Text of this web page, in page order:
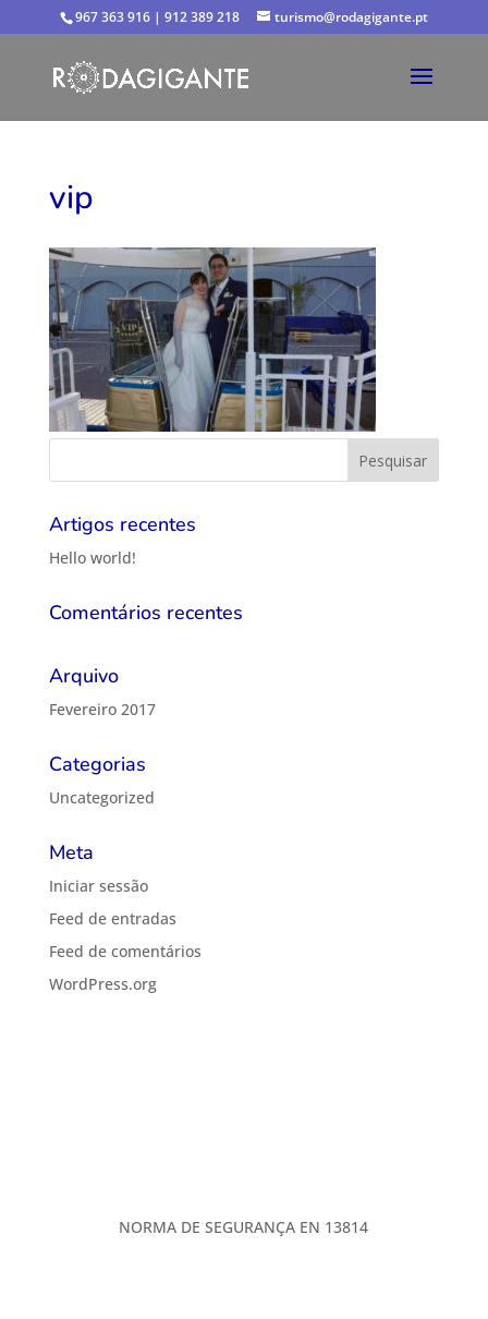
967 363 916 | 912 389 218 turismo@rodagigante.pt
vip
Artigos recentes
Hello world!
Comentários recentes
Arquivo
Fevereiro 2017
Categorias
Uncategorized
Meta
Iniciar sessão
Feed de entradas
Feed de comentários
WordPress.org
NORMA DE SEGURANÇA EN 13814